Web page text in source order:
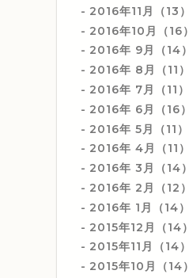
2016年11月（13）
2016年10月（16）
2016年 9月（14）
2016年 8月（11）
2016年 7月（11）
2016年 6月（16）
2016年 5月（11）
2016年 4月（11）
2016年 3月（14）
2016年 2月（12）
2016年 1月（14）
2015年12月（14）
2015年11月（14）
2015年10月（14）